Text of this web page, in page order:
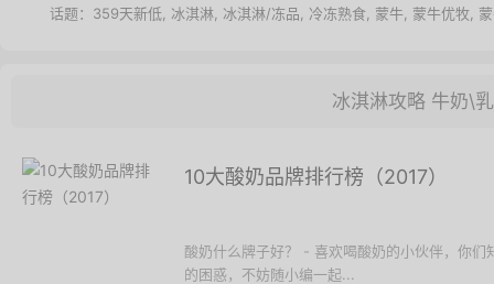
话题： 359天新低 冰淇淋 冰淇淋/冻品 冷冻熟食 蒙牛 蒙牛优牧
冰淇淋攻略 牛奶\
10大酸奶品牌排行榜（2017）
酸奶什么牌子好？ - 喜欢喝酸奶的小伙伴，你
的困惑，不妨随小编一起...